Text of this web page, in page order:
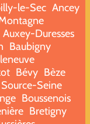
le-Sec Ancey
Auxey-Duresses
Baubigny
Bévy Bèze
Source-Seine
Boussenois
Bretigny